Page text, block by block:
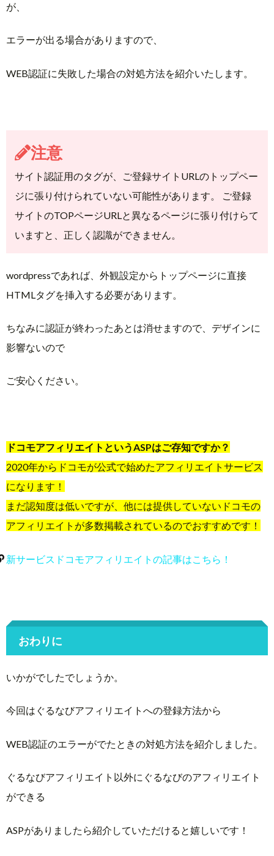
が、
エラーが出る場合がありますので、
WEB認証に失敗した場合の対処方法を紹介いたします。
注意
サイト認証用のタグが、ご登録サイトURLのトップペー
ジに張り付けられていない可能性があります。 ご登録
サイトのTOPページURLと異なるページに張り付けらて
いますと、正しく認識ができません。
wordpressであれば、外観設定からトップページに直接
HTMLタグを挿入する必要があります。
ちなみに認証が終わったあとは消せますので、デザインに
影響ないので
ご安心ください。
ドコモアフィリエイトというASPはご存知ですか？
2020年からドコモが公式で始めたアフィリエイトサービス
になります！
まだ認知度は低いですが、他には提供していないドコモの
アフィリエイトが多数掲載されているのでおすすめです！
新サービスドコモアフィリエイトの記事はこちら！
おわりに
いかがでしたでしょうか。
今回はぐるなびアフィリエイトへの登録方法から
WEB認証のエラーがでたときの対処方法を紹介しました。
ぐるなびアフィリエイト以外にぐるなびのアフィリエイト
ができる
ASPがありましたら紹介していただけると嬉しいです！